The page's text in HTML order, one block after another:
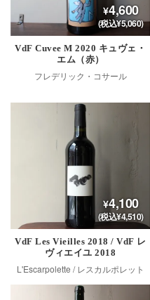
4,600
(税込¥5,060)
VdF Cuvee M 2020 キュヴェ・
エム（赤）
フレデリック・コサール
4,100
(税込¥4,510)
VdF Les Vieilles 2018 / VdF レ
ヴィエイユ 2018
L'Escarpolette / レスカルポレット